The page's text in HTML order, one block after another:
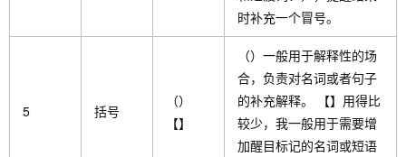
时补充一个冒号。
5 括号
（）
【】
（）一般用于解释性的场
合，负责对名词或者句子
的补充解释。 【】用得比
较少，我一般用于需要增
加醒目标记的名词或短语